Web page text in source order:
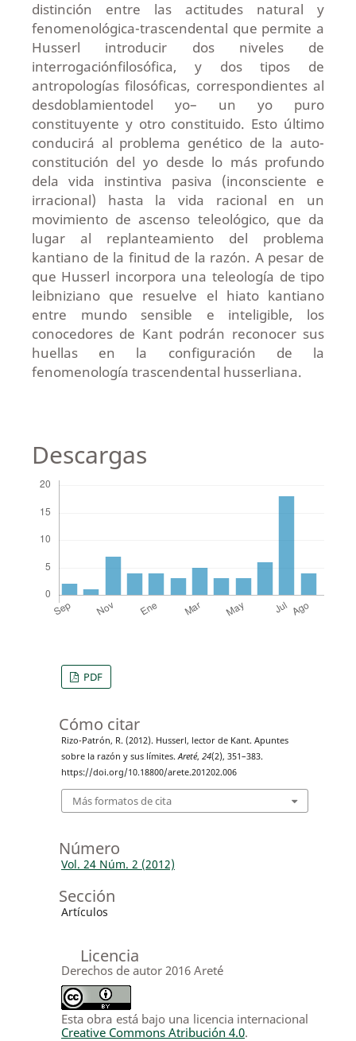
distinción entre las actitudes natural y
fenomenológica-trascendental que permite a
Husserl introducir dos niveles de
interrogaciónfilosófica, y dos tipos de
antropologías filosóficas, correspondientes al
desdoblamientodel yo– un yo puro
constituyente y otro constituido. Esto último
conducirá al problema genético de la auto-
constitución del yo desde lo más profundo
dela vida instintiva pasiva (inconsciente e
irracional) hasta la vida racional en un
movimiento de ascenso teleológico, que da
lugar al replanteamiento del problema
kantiano de la finitud de la razón. A pesar de
que Husserl incorpora una teleología de tipo
leibniziano que resuelve el hiato kantiano
entre mundo sensible e inteligible, los
conocedores de Kant podrán reconocer sus
huellas en la configuración de la
fenomenología trascendental husserliana.
Descargas
PDF
Cómo citar
Rizo-Patrón, R. (2012). Husserl, lector de Kant. Apuntes
sobre la razón y sus límites.Areté, 24(2), 351–383.
https://doi.org/10.18800/arete.201202.006
Más formatos de cita
Número
Vol. 24 Núm. 2 (2012)
Sección
Artículos
Licencia
Derechos de autor 2016 Areté
Esta obra está bajo una licencia internacional
Creative Commons Atribución 4.0.